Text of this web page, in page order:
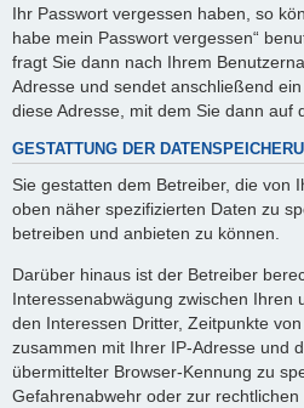
Ihr Passwort vergessen haben, so
habe mein Passwort vergessen“
fragt Sie dann nach Ihrem
Adresse und sendet anschließend
diese Adresse, mit dem Sie dann auf
GESTATTUNG DER
Sie gestatten dem Betreiber, die von
oben näher spezifizierten Daten zu
betreiben und anbieten zu können.
Darüber hinaus ist der Betreiber
Interessenabwägung zwischen Ihren
den Interessen Dritter, Zeitpunkte
zusammen mit Ihrer IP-Adresse und
übermittelter Browser-Kennung zu
Gefahrenabwehr oder zur